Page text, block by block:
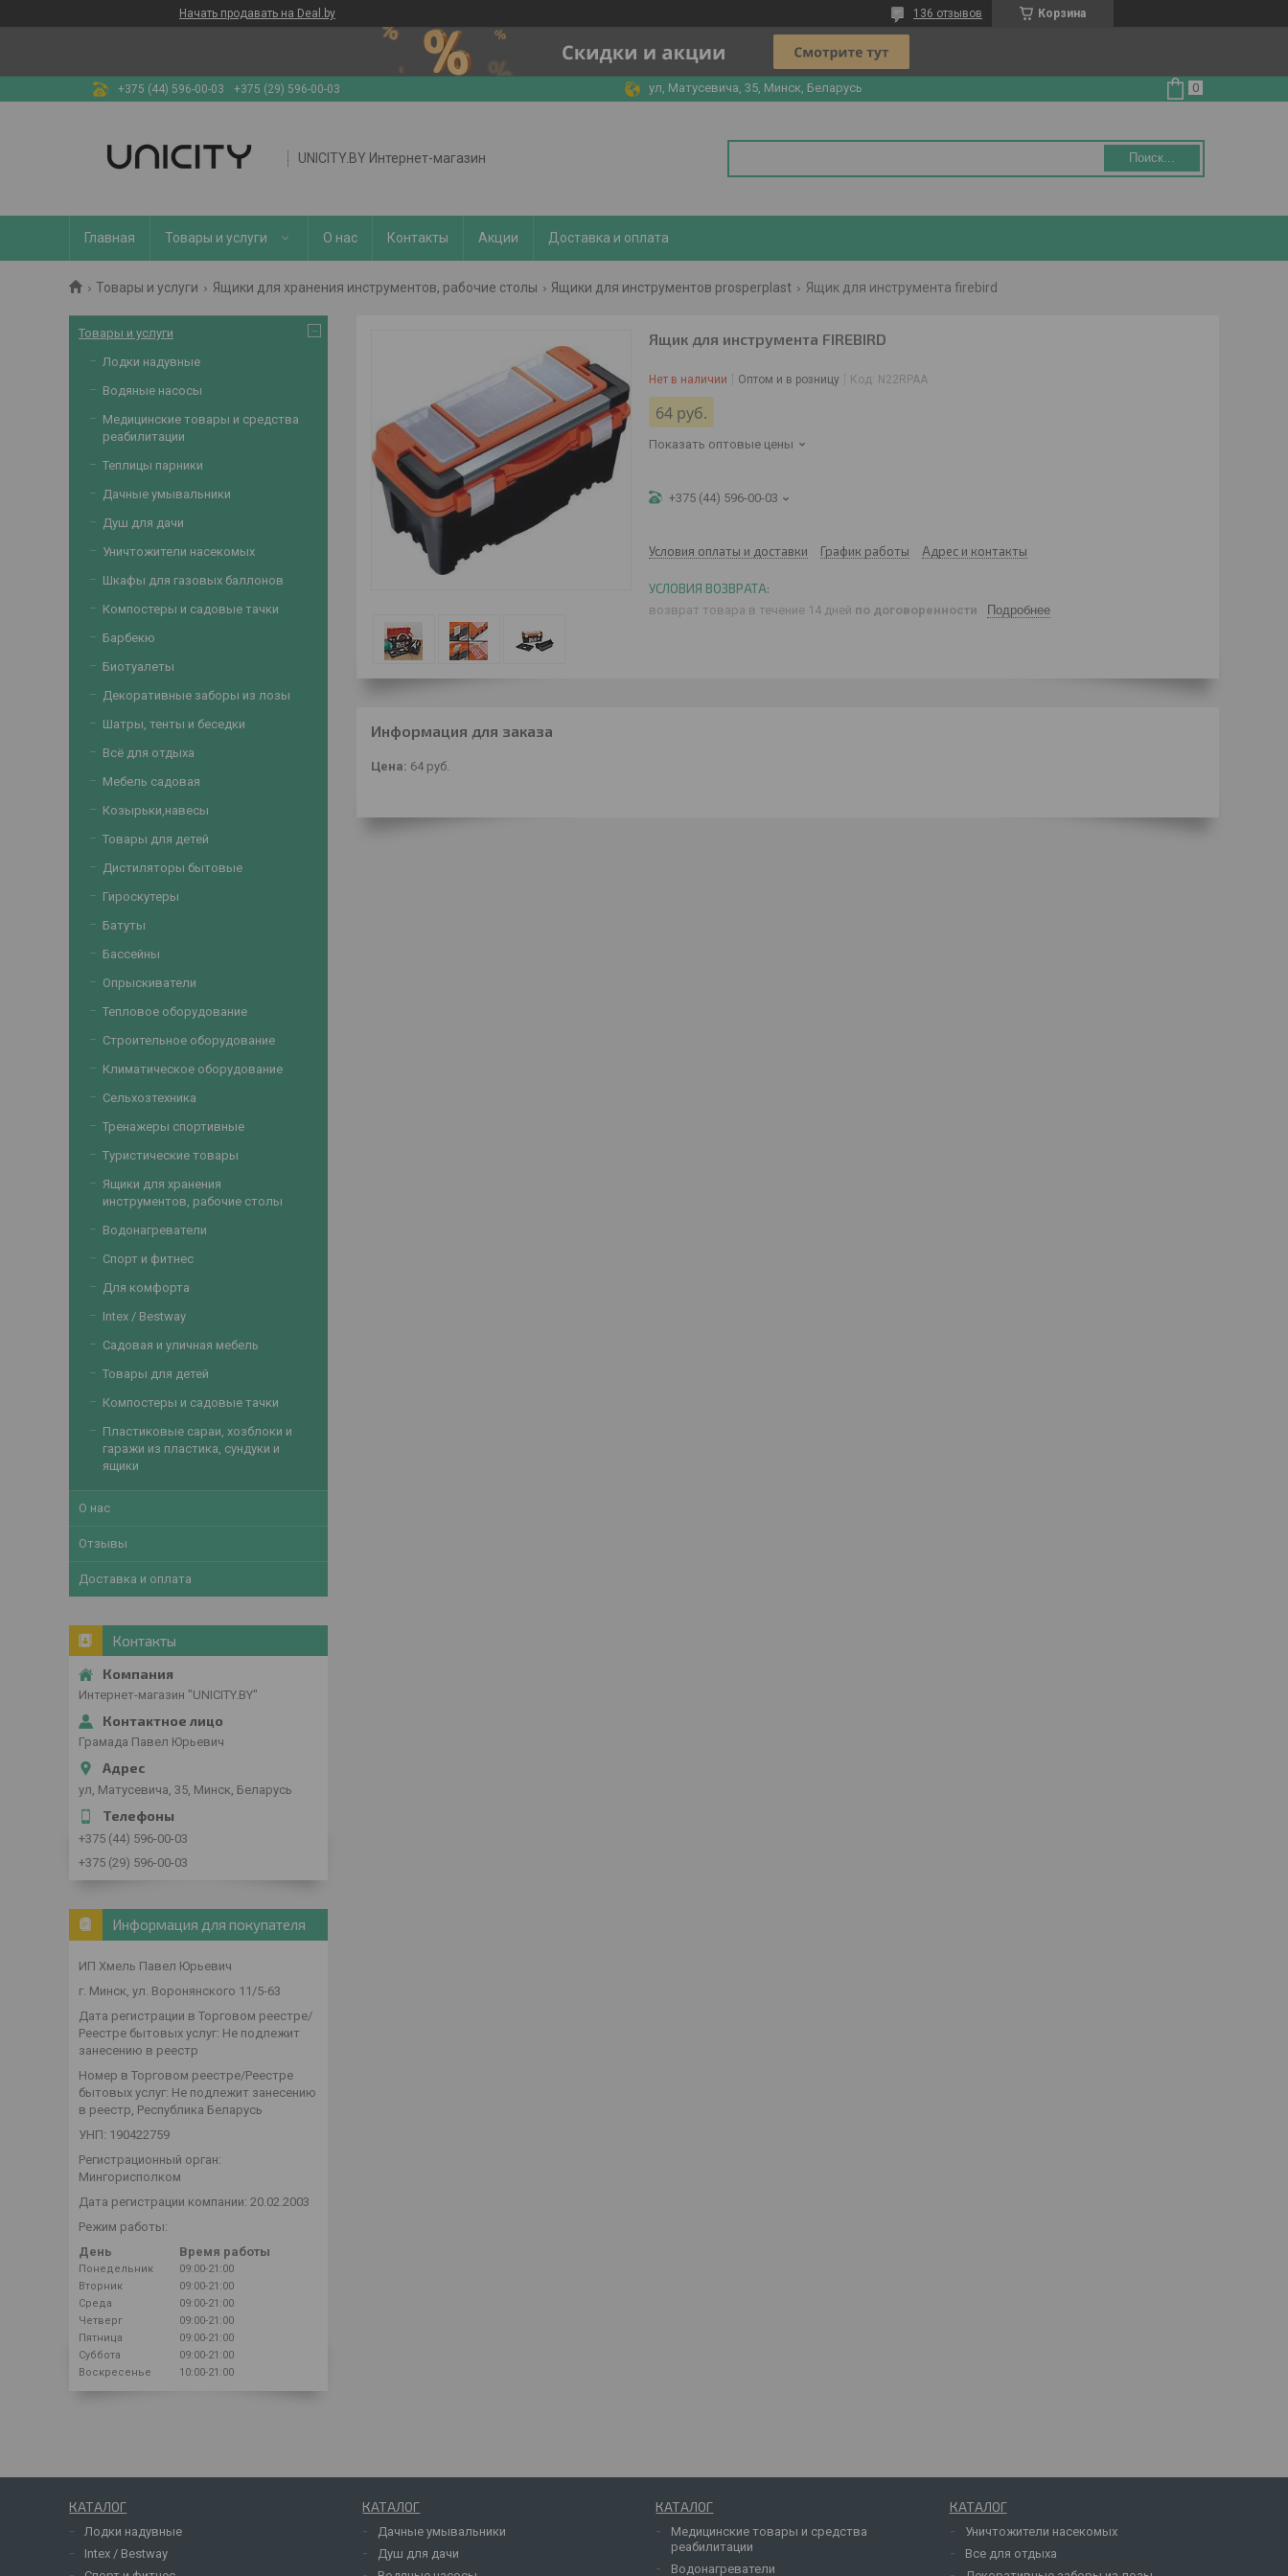
Начать продавать на Deal.by Корзина
136 отзывов
+375 (44) 596-00-03 +375 (29) 596-00-03 ул, Матусевича, 35, Минск, Беларусь
UNICITY.BY Интернет-магазин Поиск...
Главная Товары и услуги О нас Контакты Акции Доставка и оплата
Товары и услуги Ящики для хранения инструментов, рабочие столы Ящики для инструментов prosperplast Ящик для инструмента firebird
Ящик для инструмента FIREBIRD
Нет в наличии Оптом и в розницу Код: N22RPAA
64 руб.
Показать оптовые цены
+375 (44) 596-00-03
Условия оплаты и доставки График работы Адрес и контакты
возврат товара в течение 14 дней по договоренности Подробнее
Информация для заказа
Цена: 64 руб.
Товары и услуги
Лодки надувные
Водяные насосы
Медицинские товары и средства
реабилитации
Теплицы парники
Дачные умывальники
Душ для дачи
Уничтожители насекомых
Шкафы для газовых баллонов
Компостеры и садовые тачки
Барбекю
Биотуалеты
Декоративные заборы из лозы
Шатры, тенты и беседки
Всё для отдыха
Мебель садовая
Козырьки,навесы
Товары для детей
Дистиляторы бытовые
Гироскутеры
Батуты
Бассейны
Опрыскиватели
Тепловое оборудование
Строительное оборудование
Климатическое оборудование
Сельхозтехника
Тренажеры спортивные
Туристические товары
Ящики для хранения
инструментов, рабочие столы
Водонагреватели
Спорт и фитнес
Для комфорта
Intex / Bestway
Садовая и уличная мебель
Товары для детей
Компостеры и садовые тачки
Пластиковые сараи, хозблоки и
гаражи из пластика, сундуки и
ящики
О нас
Отзывы
Доставка и оплата
Контакты
Интернет-магазин "UNICITY.BY"
Грамада Павел Юрьевич
ул, Матусевича, 35, Минск, Беларусь
+375 (44) 596-00-03
+375 (29) 596-00-03
Информация для покупателя
ИП Хмель Павел Юрьевич
г. Минск, ул. Воронянского 11/5-63
Дата регистрации в Торговом реестре/
Реестре бытовых услуг: Не подлежит
занесению в реестр
Номер в Торговом реестре/Реестре
бытовых услуг: Не подлежит занесению
в реестр, Республика Беларусь
УНП: 190422759
Регистрационный орган:
Мингорисполком
Дата регистрации компании: 20.02.2003
Режим работы:
День
Время работы
Понедельник
09:00-21:00
Вторник
09:00-21:00
Среда
09:00-21:00
Четверг
09:00-21:00
Пятница
09:00-21:00
Суббота
09:00-21:00
Воскресенье
10:00-21:00
КАТАЛОГ
Лодки надувные
Intex / Bestway
КАТАЛОГ
Дачные умывальники
Душ для дачи
КАТАЛОГ
Медицинские товары и средства
реабилитации
Водонагреватели
КАТАЛОГ
Уничтожители насекомых
Все для отдыха